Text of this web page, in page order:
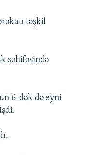
təşkil
səhifəsində
6-dək də eyni